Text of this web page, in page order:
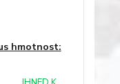
hmotnost: